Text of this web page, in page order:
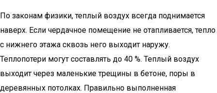
По законам физики, теплый воздух всегда поднимается
наверх. Если чердачное помещение не отапливается, тепло
с нижнего этажа сквозь него выходит наружу.
Теплопотери могут составлять до 40 %. Теплый воздух
выходит через маленькие трещины в бетоне, поры в
деревянных потолках. Правильно выполненная